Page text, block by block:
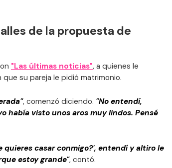
de la propuesta de
"Las últimas noticias", a quienes le
su pareja le pidió matrimonio.
, comenzó diciendo. "No entendí,
había visto unos aros muy lindos. Pensé
casar conmigo?', entendí y altiro le
estoy grande", contó.